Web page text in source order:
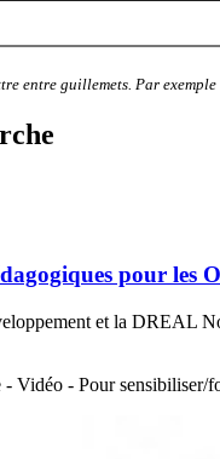
entre guillemets. Par
pour les
et la DREAL
Vidéo - Pour sensibiliser/